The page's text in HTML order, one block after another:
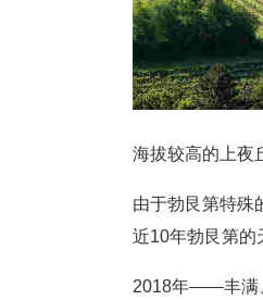
海拔较高的上夜
由于勃艮第特殊
近10年勃艮第的
2018年——丰满